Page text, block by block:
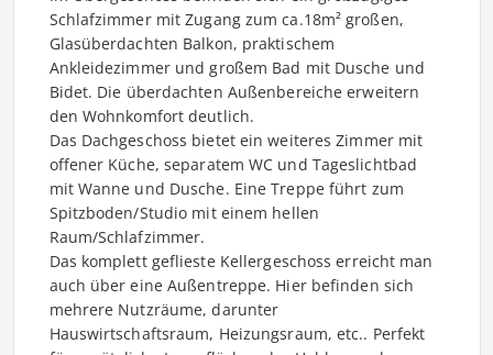
Schlafzimmer mit Zugang zum ca.18m² großen,
Glasüberdachten Balkon, praktischem
Ankleidezimmer und großem Bad mit Dusche und
Bidet. Die überdachten Außenbereiche erweitern
den Wohnkomfort deutlich.
Das Dachgeschoss bietet ein weiteres Zimmer mit
offener Küche, separatem WC und Tageslichtbad
mit Wanne und Dusche. Eine Treppe führt zum
Spitzboden/Studio mit einem hellen
Raum/Schlafzimmer.
Das komplett geflieste Kellergeschoss erreicht man
auch über eine Außentreppe. Hier befinden sich
mehrere Nutzräume, darunter
Hauswirtschaftsraum, Heizungsraum, etc.. Perfekt